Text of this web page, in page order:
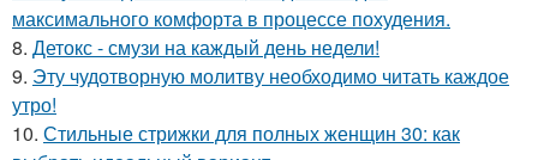
максимального комфорта в процессе похудения.
8. Детокс - смузи на каждый день недели!
9. Эту чудотворную молитву необходимо читать каждое
утро!
10. Стильные стрижки для полных женщин 30: как